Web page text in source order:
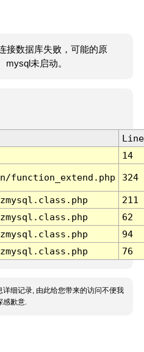
接数据库失败，可能的原
mysql未启动。
Line
14
function_extend.php 324
211
62
94
76
详细记录, 由此给您带来的访问不便我
感歉意.